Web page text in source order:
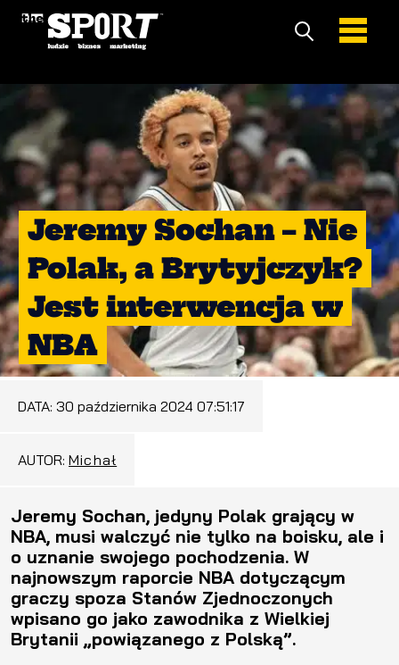
Jeremy Sochan – Nie
Polak, a Brytyjczyk?
Jest interwencja w
NBA
DATA: 30 października 2024 07:51:17
AUTOR: Michał
Jeremy Sochan, jedyny Polak grający w
NBA, musi walczyć nie tylko na boisku, ale i
o uznanie swojego pochodzenia. W
najnowszym raporcie NBA dotyczącym
graczy spoza Stanów Zjednoczonych
wpisano go jako zawodnika z Wielkiej
Brytanii „powiązanego z Polską”.